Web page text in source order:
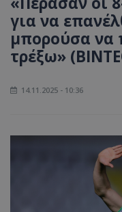
για να
μπορούσα να
τρέξω»
14.11.2025 - 10:36